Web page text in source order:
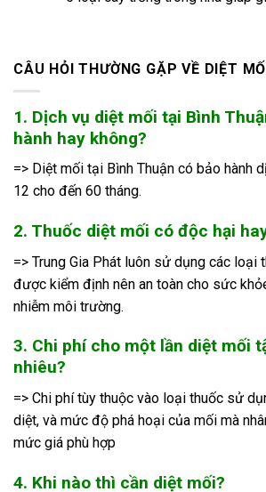
CÂU HỎI THƯỜNG GẶP VỀ DIỆT
1. Dịch vụ diệt mối tại Bình
hành hay không?
=> Diệt mối tại Bình Thuận có bảo hành
12 cho đến 60 tháng.
2. Thuốc diệt mối có độc hại
=> Trung Gia Phát luôn sử dụng các loại
được kiểm định nên an toàn cho sức
nhiễm môi trường.
3. Chi phí cho một lần diệt mối
nhiêu?
=> Chi phí tùy thuộc vào loại thuốc sử
diệt, và mức độ phá hoại của mối mà
mức giá phù hợp
4. Khi nào thì cần diệt mối?